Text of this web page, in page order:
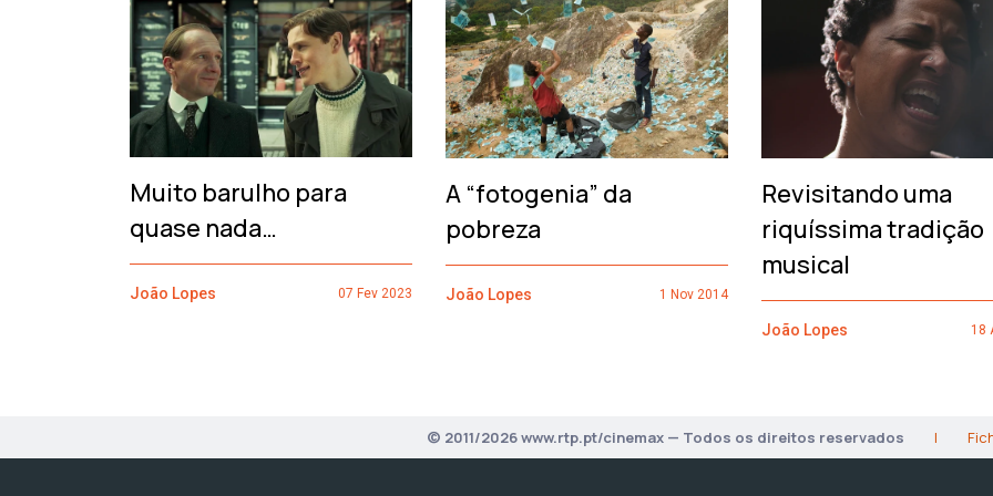
Muito barulho para
quase nada…
João Lopes 07 Fev 2023
A “fotogenia” da
pobreza
João Lopes 1 Nov 2014
Revisitando uma
riquíssima tradição
musical
João Lopes 18
‹
© 2011/2026 www.rtp.pt/cinemax — Todos os direitos reservados |